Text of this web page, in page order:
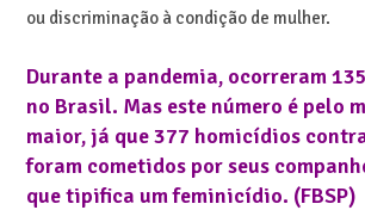
ou discriminação à condição de mulher.
Durante a pandemia, ocorreram
no Brasil. Mas este número é pelo
maior, já que 377 homicídios
foram cometidos por seus
que tipifica um feminicídio. (FBSP)